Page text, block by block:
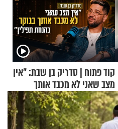
קוד פתוח | סדריק בן שבת: "אין
מצב שאני לא מכבד אותך
בבוקר בהנחת תפילין"